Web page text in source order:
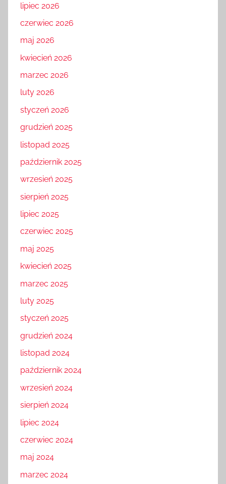
lipiec 2026
czerwiec 2026
maj 2026
kwiecień 2026
marzec 2026
luty 2026
styczeń 2026
grudzień 2025
listopad 2025
październik 2025
wrzesień 2025
sierpień 2025
lipiec 2025
czerwiec 2025
maj 2025
kwiecień 2025
marzec 2025
luty 2025
styczeń 2025
grudzień 2024
listopad 2024
październik 2024
wrzesień 2024
sierpień 2024
lipiec 2024
czerwiec 2024
maj 2024
marzec 2024